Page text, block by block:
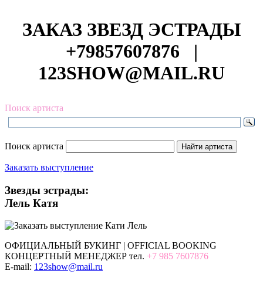
ЗАКАЗ ЗВЕЗД ЭСТРАДЫ
+79857607876
|
123SHOW@MAIL.RU
Поиск артиста
Поиск артиста
Заказать выступление
Звезды эстрады:
Лель Катя
ОФИЦИАЛЬНЫЙ БУКИНГ | OFFICIAL BOOKING
КОНЦЕРТНЫЙ МЕНЕДЖЕР тел. +7 985 7607876
E-mail: 123show@mail.ru